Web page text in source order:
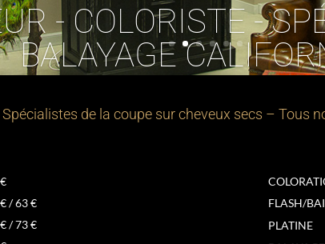
- COLORISTE -
BALAYAGE
Spécialistes de la coupe sur cheveux secs – Tous
/ 63 €
/ 73 €
FLASH/
PLATINE